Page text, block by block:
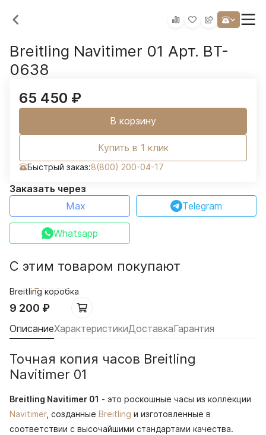
Breitling Navitimer 01 Арт. BT-
0638
65 450 ₽
В корзину
Купить в 1 клик
Быстрый заказ:8(800) 200-04-17
Заказать через
Max
Telegram
Whatsapp
С этим товаром покупают
Breitling коробка
9 200 ₽
ОписаниеХарактеристикиДоставкаГарантия
Точная копия часов Breitling
Navitimer 01
Breitling Navitimer 01 - это роскошные часы из коллекции
Navitimer, созданные Breitling и изготовленные в
соответствии с высочайшими стандартами качества.